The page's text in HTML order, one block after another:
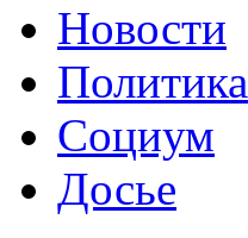
Новости
Политика
Социум
Досье